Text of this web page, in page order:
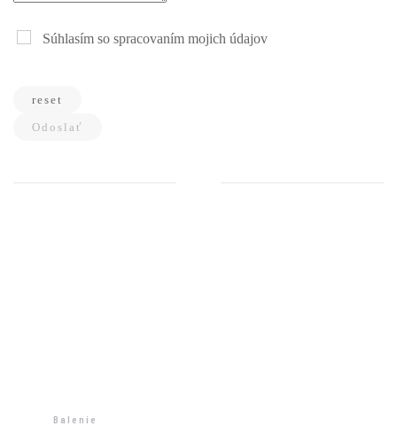
Súhlasím so spracovaním mojich údajov
reset
Odoslať
Balenie